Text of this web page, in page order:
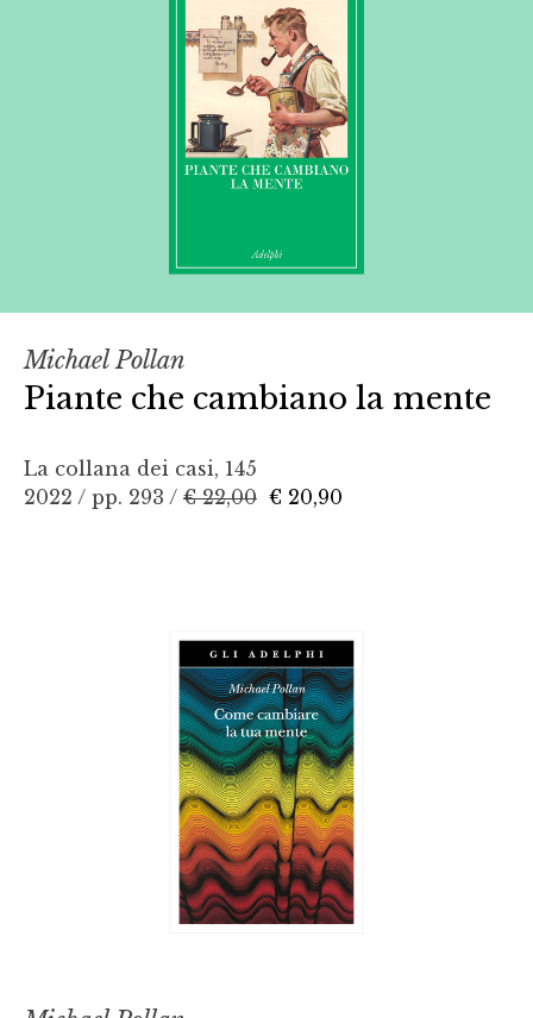
Michael Pollan
Piante che cambiano la mente
La collana dei casi, 145
2022 / pp. 293 / € 22,00 € 20,90